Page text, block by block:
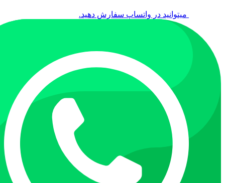
میتوانید در واتساپ سفارش دهید.